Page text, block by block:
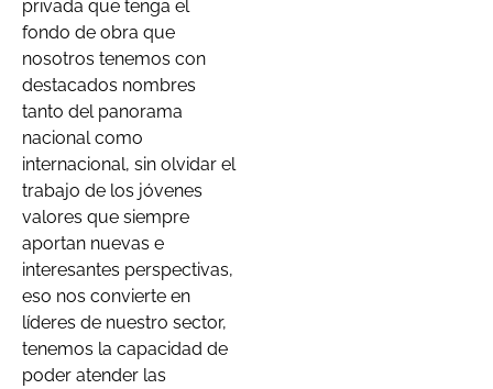
privada que tenga el
fondo de obra que
nosotros tenemos con
destacados nombres
tanto del panorama
nacional como
internacional, sin olvidar el
trabajo de los jóvenes
valores que siempre
aportan nuevas e
interesantes perspectivas,
eso nos convierte en
líderes de nuestro sector,
tenemos la capacidad de
poder atender las